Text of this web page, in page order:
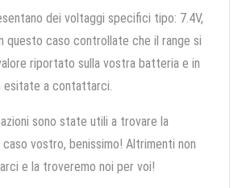
dei voltaggi specifici tipo: 7.4V,
questo caso controllate che il range si
riportato sulla vostra batteria e in
esitate a contattarci.
sono state utili a trovare la
vostro, benissimo! Altrimenti non
e la troveremo noi per voi!